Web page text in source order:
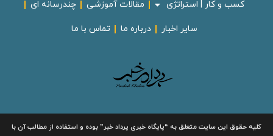
کسب و کار | استراتژی مقالات آموزشی چندرسانه ای
سایر اخبار درباره ما تماس با ما
کلیه حقوق این سایت متعلق به“پایگاه خبریپرداد خبر”بوده و استفاده از مطالب آن با